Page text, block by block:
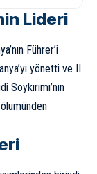
Lideri
Führer’i
yönetti ve II.